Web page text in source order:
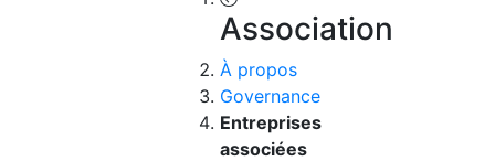
Association
À propos
Governance
Entreprises
associées